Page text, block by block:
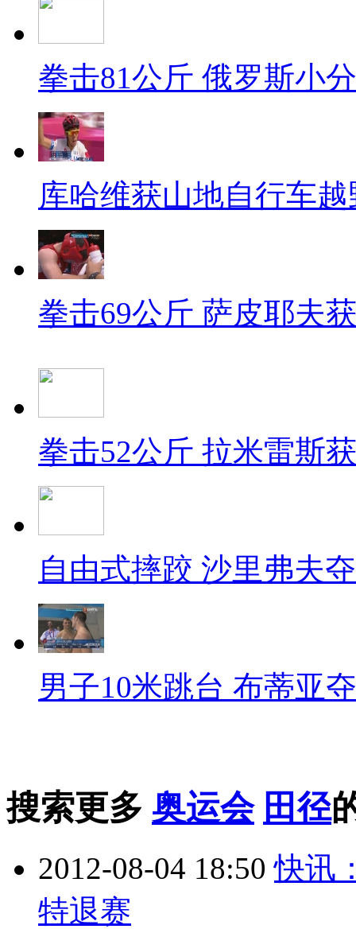
拳击81公斤 俄罗斯小
库哈维获山地自行车
拳击69公斤 萨皮耶夫
拳击52公斤 拉米雷斯
自由式摔跤 沙里弗夫
男子10米跳台 布蒂亚
搜索更多 奥运会 田径
2012-08-04 18:50 快讯
特退赛